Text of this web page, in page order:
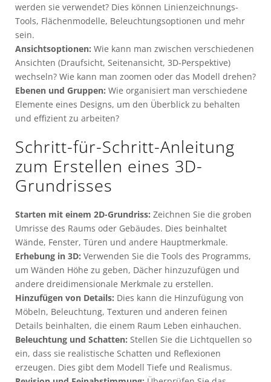
werden sie verwendet? Dies können Linienzeichnungs-
Tools, Flächenmodelle, Beleuchtungsoptionen und mehr
sein.
Ansichtsoptionen: Wie kann man zwischen verschiedenen
Ansichten (Draufsicht, Seitenansicht, 3D-Perspektive)
wechseln? Wie kann man zoomen oder das Modell drehen?
Ebenen und Gruppen: Wie organisiert man verschiedene
Elemente eines Designs, um den Überblick zu behalten
und effizient zu arbeiten?
Schritt-für-Schritt-Anleitung
zum Erstellen eines 3D-
Grundrisses
Starten mit einem 2D-Grundriss: Zeichnen Sie die groben
Umrisse des Raums oder Gebäudes. Dies beinhaltet
Wände, Fenster, Türen und andere Hauptmerkmale.
Erhebung in 3D: Verwenden Sie die Tools des Programms,
um Wänden Höhe zu geben, Dächer hinzuzufügen und
andere dreidimensionale Merkmale zu erstellen.
Hinzufügen von Details: Dies kann die Hinzufügung von
Möbeln, Beleuchtung, Texturen und anderen feinen
Details beinhalten, die einem Raum Leben einhauchen.
Beleuchtung und Schatten: Stellen Sie die Lichtquellen so
ein, dass sie realistische Schatten und Reflexionen
erzeugen. Dies gibt dem Modell Tiefe und Realismus.